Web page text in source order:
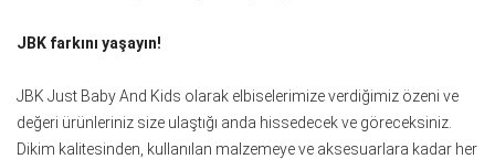
JBK farkını yaşayın!
JBK Just Baby And Kids olarak elbiselerimize verdiğimiz özeni ve
değeri ürünleriniz size ulaştığı anda hissedecek ve göreceksiniz.
Dikim kalitesinden, kullanılan malzemeye ve aksesuarlara kadar her